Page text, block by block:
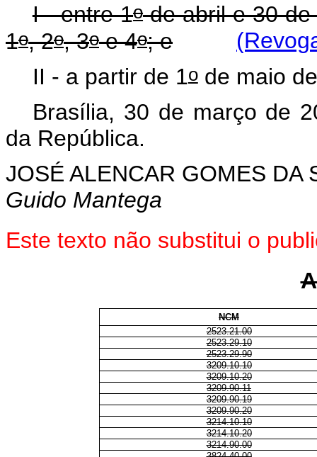
I - entre 1ode abril e 30 de
1o, 2o, 3oe 4o; e
II - a partir de 1ode maio
Brasília, 30 de março de
da República.
JOSÉ ALENCAR GOMES DA
Guido Mantega
Este texto não substitui o
NCM
2523.21.00
2523.29.10
2523.29.90
3209.10.10
3209.10.20
3209.90.11
3209.90.19
3209.90.20
3214.10.10
3214.10.20
3214.90.00